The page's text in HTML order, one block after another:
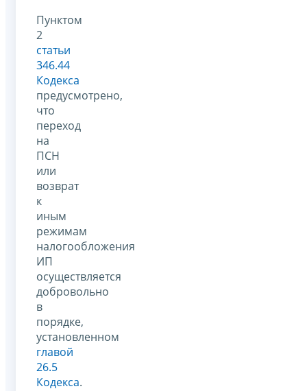
Пунктом
2
статьи
346.44
Кодекса
предусмотрено,
что
переход
на
ПСН
или
возврат
к
иным
режимам
налогообложения
ИП
осуществляется
добровольно
в
порядке,
установленном
главой
26.5
Кодекса.